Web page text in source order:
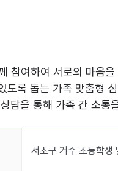
참여하여 서로의 마음을
도록 돕는 가족 맞춤형
담을 통해 가족 간 소통
서초구 거주 초등학생